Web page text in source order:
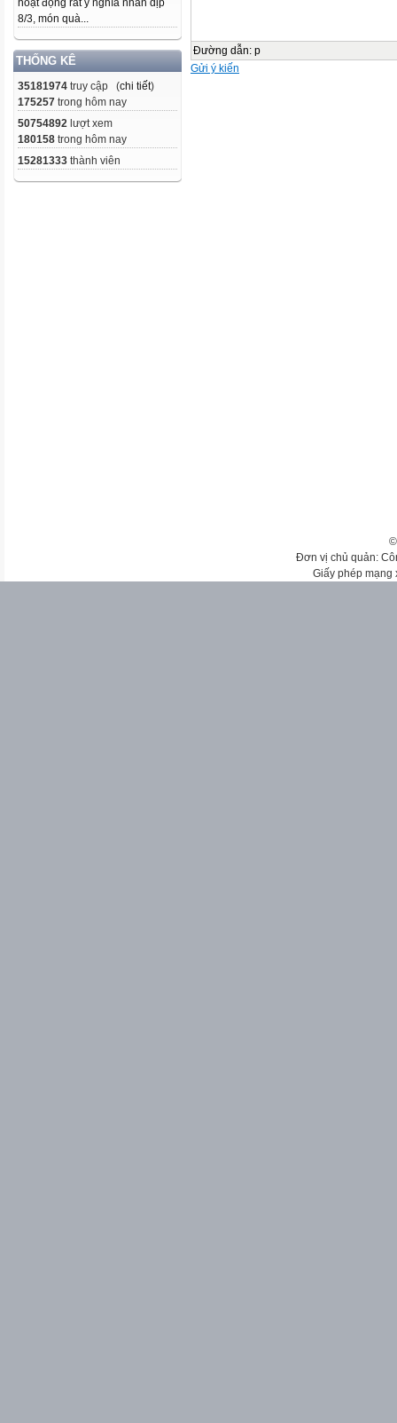
hoạt động rất ý nghĩa nhân dịp
8/3, món quà...
THỐNG KÊ
35181974 truy cập (chi tiết)
175257 trong hôm nay
50754892 lượt xem
180158 trong hôm nay
15281333 thành viên
Đường dẫn: p
Gửi ý kiến
Đơn vị chủ quản:
Giấy phép mạng